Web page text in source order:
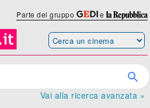
Parte del gruppo e
Vai alla ricerca avanzata »